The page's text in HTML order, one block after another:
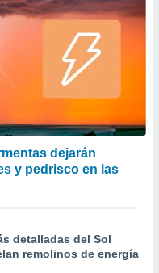
dejarán
y pedrisco en las
detalladas del Sol
remolinos de energía